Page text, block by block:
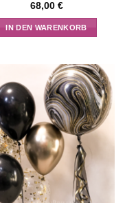
68,00 €
IN DEN WARENKORB